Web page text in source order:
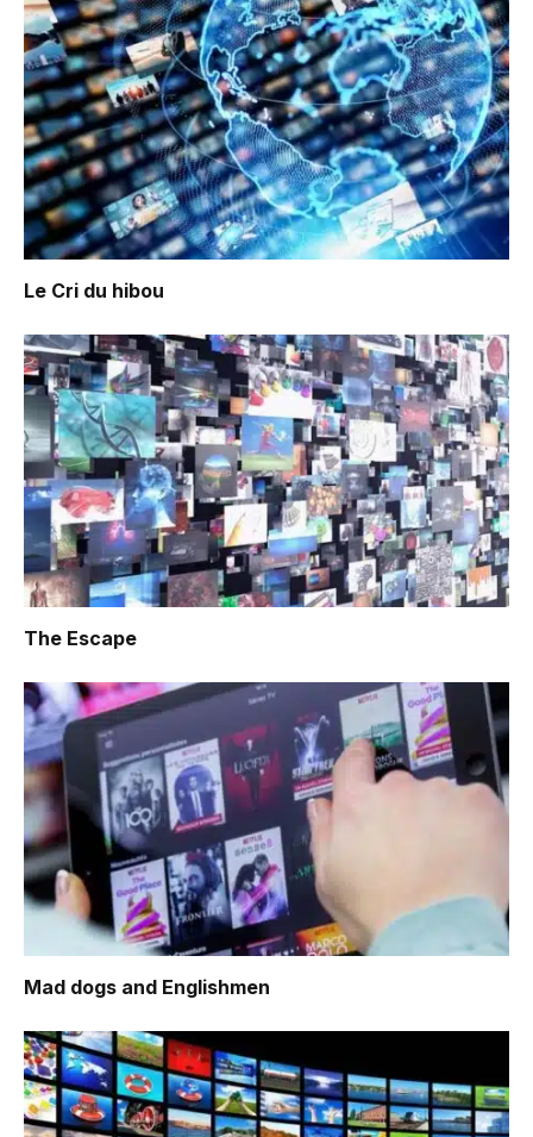
Le Cri du hibou
The Escape
Mad dogs and Englishmen